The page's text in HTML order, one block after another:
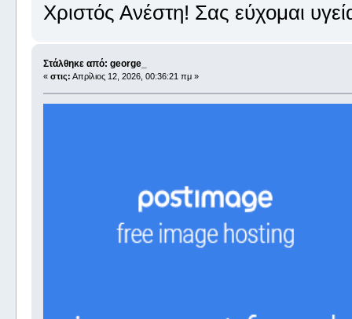
Χριστός Ανέστη! Σας εύχομαι
Στάλθηκε από: george_
« στις: Απρίλιος 12, 2026, 00:36:21 πμ »